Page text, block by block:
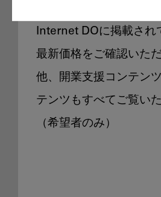
Internet DOに掲載され
最新価格をご確認いた
他、開業支援コンテン
テンツもすべてご覧い
（希望者のみ）